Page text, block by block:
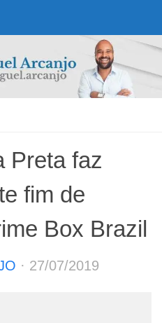
Preta faz
fim de
Box Brazil
· 27/07/2019